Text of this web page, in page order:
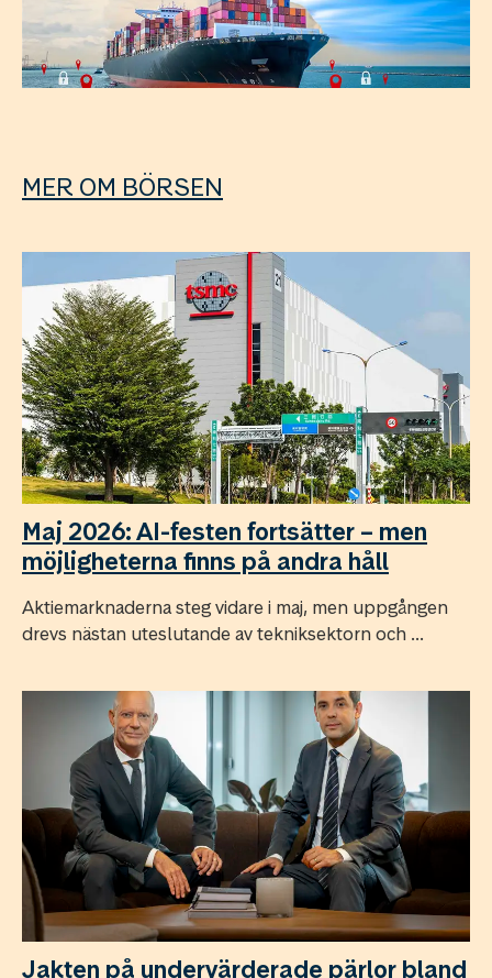
MER OM BÖRSEN
Maj 2026: AI-festen fortsätter – men
möjligheterna finns på andra håll
Aktiemarknaderna steg vidare i maj, men uppgången
drevs nästan uteslutande av tekniksektorn och ...
Jakten på undervärderade pärlor bland